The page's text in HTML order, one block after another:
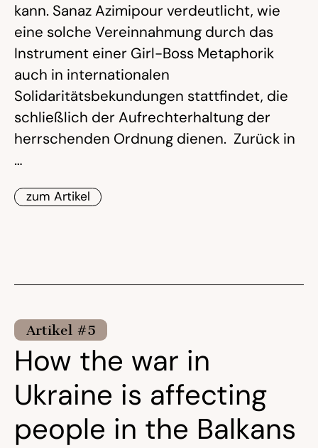
kann. Sanaz Azimipour verdeutlicht, wie
eine solche Vereinnahmung durch das
Instrument einer Girl-Boss Metaphorik
auch in internationalen
Solidaritätsbekundungen stattfindet, die
schließlich der Aufrechterhaltung der
herrschenden Ordnung dienen. Zurück in
…
zum Artikel
Artikel #5
How the war in
Ukraine is affecting
people in the Balkans